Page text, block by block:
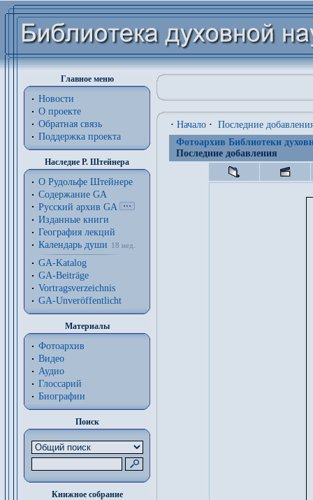
Главное меню
Новости
О проекте
Обратная связь
Поддержка проекта
Наследие Р. Штейнера
О Рудольфе Штейнере
Содержание GA
Русский архив GA
Изданные книги
География лекций
Календарь души
18 нед.
GA-Katalog
GA-Beiträge
Vortragsverzeichnis
GA-Unveröffentlicht
Материалы
Фотоархив
Видео
Аудио
Глоссарий
Биографии
Поиск
Книжное собрание
· Начало · Последние
Фотоархив Библиотеки
Последние добавления